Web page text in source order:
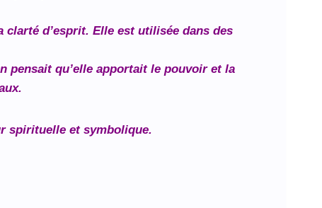
d’esprit. Elle est utilisée dans des
pensait qu’elle apportait le pouvoir et la
spirituelle et symbolique.